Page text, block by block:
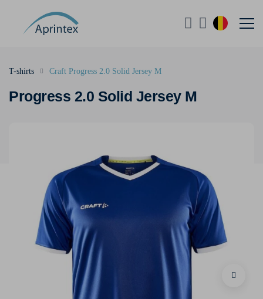
Progress 2.0 Solid Jersey M
T-shirts Craft Progress 2.0 Solid Jersey M